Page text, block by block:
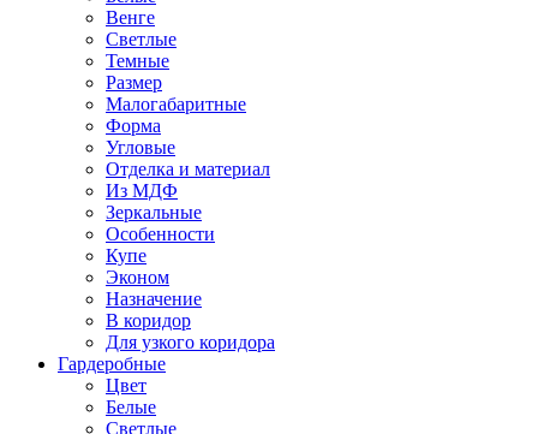
Венге
Светлые
Темные
Размер
Малогабаритные
Форма
Угловые
Отделка и материал
Из МДФ
Зеркальные
Особенности
Купе
Эконом
Назначение
В коридор
Для узкого коридора
Гардеробные
Цвет
Белые
Светлые